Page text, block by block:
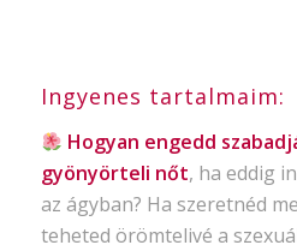
Ingyenes tartalmaim:
Hogyan engedd
gyönyörteli nőt, ha eddig
az ágyban? Ha szeretnéd
teheted örömtelivé a